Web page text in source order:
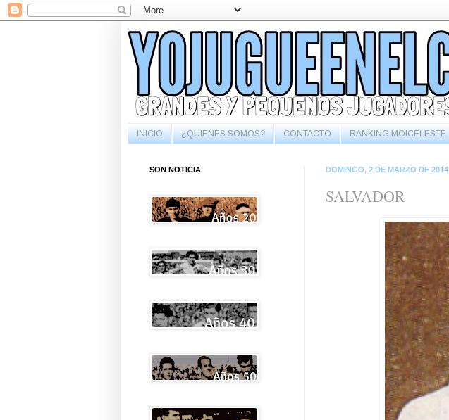
INICIO ¿QUIENES SOMOS? CONTACTO RANKING MOICELESTE
DOMINGO, 2 DE MARZO DE 2014
SALVADOR
SON NOTICIA